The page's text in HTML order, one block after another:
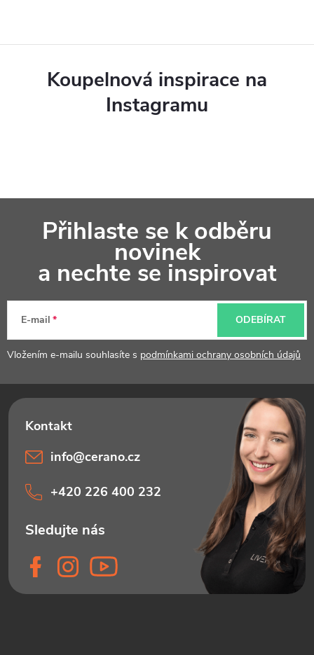
k
s
Koupelnová inspirace na
Instagramu
a
Přihlaste se k odběru
novinek
a nechte se inspirovat
E-mail
Vložením e-mailu souhlasíte s podmínkami ochrany osobních údajů
ODEBÍRAT
info@cerano.cz
+420 226 400 232